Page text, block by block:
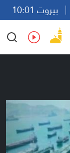
بيروت 10:01
Ar
En Fr Es